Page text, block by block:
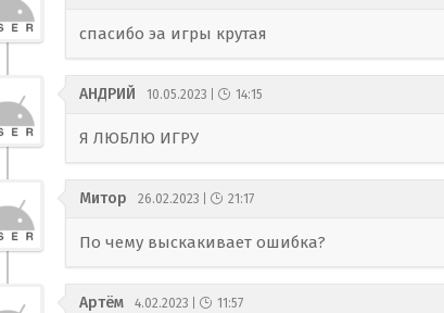
спасибо эа игры крутая
АНДРИЙ 10.05.2023 14:15
Я ЛЮБЛЮ ИГРУ
Митор 26.02.2023 21:17
По чему выскакивает ошибка?
Артём 4.02.2023 11:57